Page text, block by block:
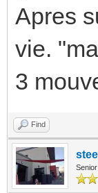
Apres
vie.
3
Find